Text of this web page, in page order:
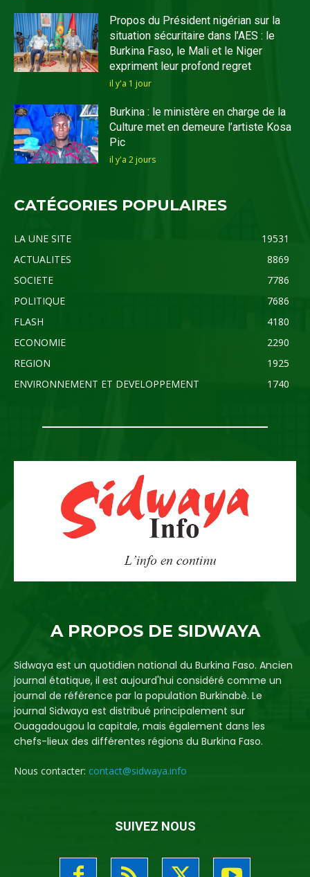
Propos du Président nigérian sur la
situation sécuritaire dans l’AES : le
Burkina Faso, le Mali et le Niger
expriment leur profond regret
il y'a 1 jour
Burkina : le ministère en charge de la
Culture met en demeure l’artiste Kosa
Pic
il y'a 2 jours
CATÉGORIES POPULAIRES
LA UNE SITE
19531
ACTUALITES
8869
SOCIETE
7786
POLITIQUE
7686
FLASH
4180
ECONOMIE
2290
REGION
1925
ENVIRONNEMENT ET DEVELOPPEMENT
1740
A PROPOS DE SIDWAYA
Sidwaya est un quotidien national du Burkina Faso. Ancien
journal étatique, il est aujourd'hui considéré comme un
journal de référence par la population Burkinabè. Le
journal Sidwaya est distribué principalement sur
Ouagadougou la capitale, mais également dans les
chefs-lieux des différentes régions du Burkina Faso.
Nous contacter: contact@sidwaya.info
SUIVEZ NOUS